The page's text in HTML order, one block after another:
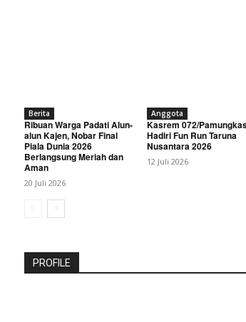
Berita
Ribuan Warga Padati Alun-
alun Kajen, Nobar Final
Piala Dunia 2026
Berlangsung Meriah dan
Aman
20 Juli 2026
Anggota
Kasrem 072/
Hadiri Fun Run Taruna
Nusantara 2026
12 Juli 2026
PROFILE